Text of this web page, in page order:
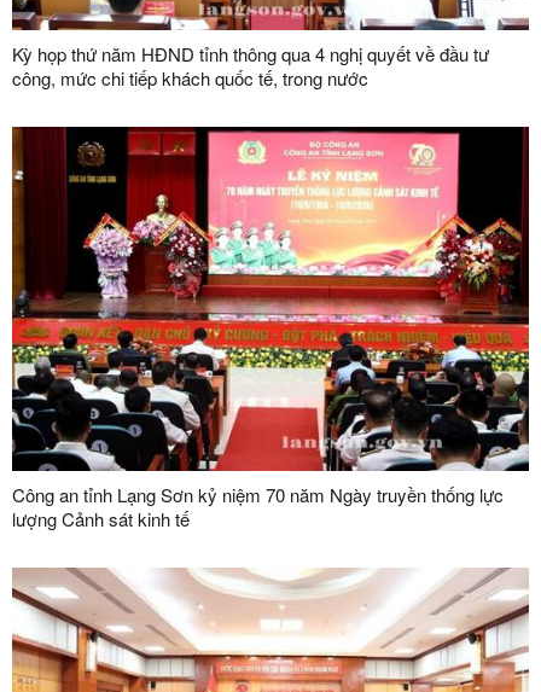
Kỳ họp thứ năm HĐND tỉnh thông qua 4 nghị quyết về đầu tư
công, mức chi tiếp khách quốc tế, trong nước
Công an tỉnh Lạng Sơn kỷ niệm 70 năm Ngày truyền thống lực
lượng Cảnh sát kinh tế